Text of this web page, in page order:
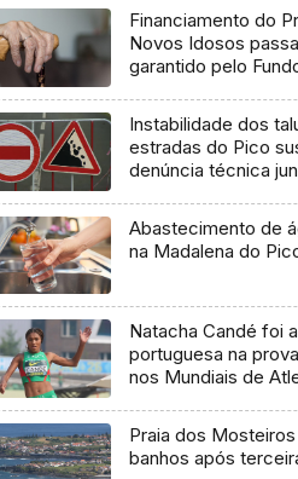
Financiamento do
Novos Idosos
garantido pelo
Instabilidade dos
estradas do Pico
denúncia técnica
Abastecimento de
na Madalena do
Natacha Candé foi
portuguesa na
nos Mundiais de
Praia dos
banhos após